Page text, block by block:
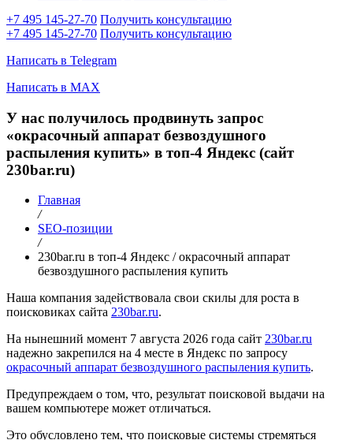
+7 495 145-27-70 Получить консультацию
+7 495 145-27-70 Получить консультацию
Написать в Telegram
Написать в MAX
У нас получилось продвинуть запрос
«окрасочный аппарат безвоздушного
распыления купить» в топ-4 Яндекс (сайт
230bar.ru)
Главная
/
SEO-позиции
/
230bar.ru в топ-4 Яндекс / окрасочный аппарат
безвоздушного распыления купить
Наша компания задействовала свои скилы для роста в
поисковиках сайта 230bar.ru.
На нынешний момент 7 августа 2026 года сайт 230bar.ru
надежно закрепился на 4 месте в Яндекс по запросу
окрасочный аппарат безвоздушного распыления купить.
Предупреждаем о том, что, результат поисковой выдачи на
вашем компьютере может отличаться.
Это обусловлено тем, что поисковые системы стремяться